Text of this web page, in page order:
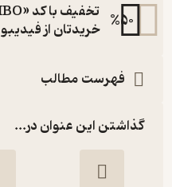
%50
خریدتان از فیدیبو
فهرست مطالب
گذاشتن این عنوان در...